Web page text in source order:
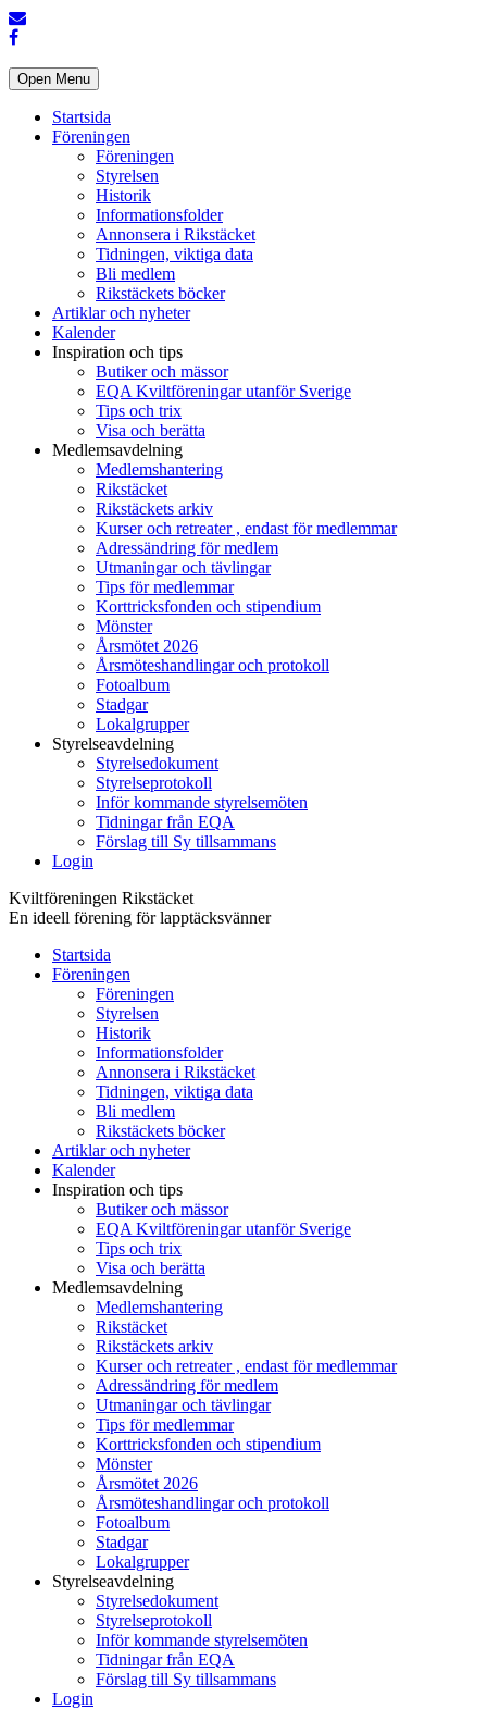
Open Menu
Startsida
Föreningen
Föreningen
Styrelsen
Historik
Informationsfolder
Annonsera i Rikstäcket
Tidningen, viktiga data
Bli medlem
Rikstäckets böcker
Artiklar och nyheter
Kalender
Inspiration och tips
Butiker och mässor
EQA Kviltföreningar utanför Sverige
Tips och trix
Visa och berätta
Medlemsavdelning
Medlemshantering
Rikstäcket
Rikstäckets arkiv
Kurser och retreater , endast för medlemmar
Adressändring för medlem
Utmaningar och tävlingar
Tips för medlemmar
Korttricksfonden och stipendium
Mönster
Årsmötet 2026
Årsmöteshandlingar och protokoll
Fotoalbum
Stadgar
Lokalgrupper
Styrelseavdelning
Styrelsedokument
Styrelseprotokoll
Inför kommande styrelsemöten
Tidningar från EQA
Förslag till Sy tillsammans
Login
Kviltföreningen Rikstäcket
En ideell förening för lapptäcksvänner
Startsida
Föreningen
Föreningen
Styrelsen
Historik
Informationsfolder
Annonsera i Rikstäcket
Tidningen, viktiga data
Bli medlem
Rikstäckets böcker
Artiklar och nyheter
Kalender
Inspiration och tips
Butiker och mässor
EQA Kviltföreningar utanför Sverige
Tips och trix
Visa och berätta
Medlemsavdelning
Medlemshantering
Rikstäcket
Rikstäckets arkiv
Kurser och retreater , endast för medlemmar
Adressändring för medlem
Utmaningar och tävlingar
Tips för medlemmar
Korttricksfonden och stipendium
Mönster
Årsmötet 2026
Årsmöteshandlingar och protokoll
Fotoalbum
Stadgar
Lokalgrupper
Styrelseavdelning
Styrelsedokument
Styrelseprotokoll
Inför kommande styrelsemöten
Tidningar från EQA
Förslag till Sy tillsammans
Login